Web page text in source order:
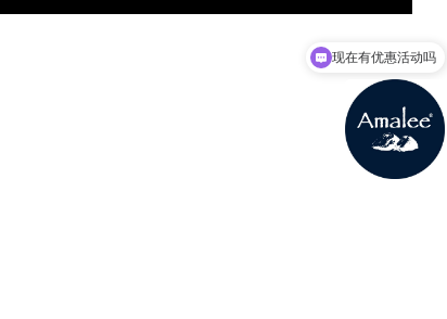
可以介绍下你们的产品么？